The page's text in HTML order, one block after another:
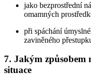
jako bezprostřední
omamných
při spáchání
zaviněného
7. Jakým způsobem
situace